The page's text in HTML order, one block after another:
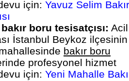
için: Yavuz Selim Bakır
boru tesisatçısı: Acil
İstanbul Beykoz ilçesinin
bakır boru
profesyonel hizmet
için: Yeni Mahalle